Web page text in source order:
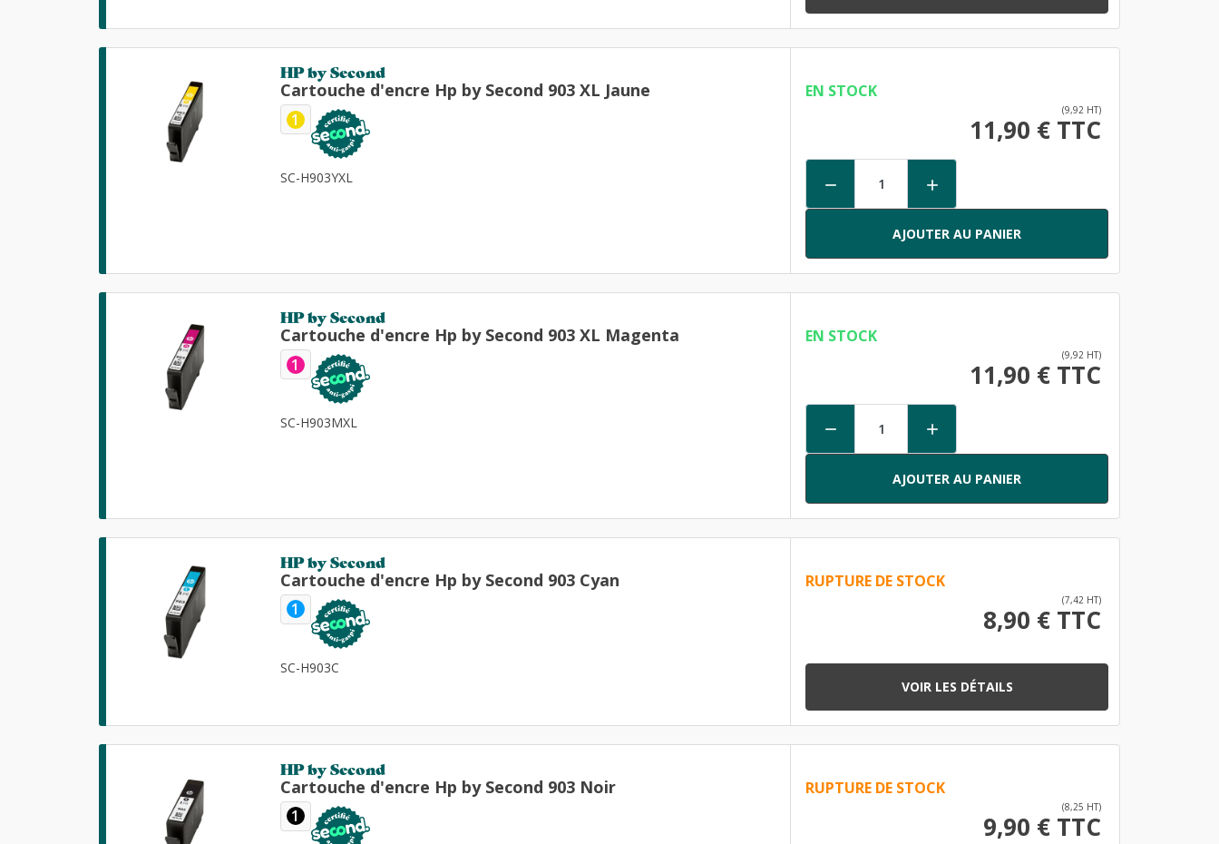
HP by Second
Cartouche d'encre Hp by Second 903 XL Jaune
1
SC-H903YXL
EN STOCK
(9,92 HT)
11,90 € TTC
 
AJOUTER AU PANIER
HP by Second
Cartouche d'encre Hp by Second 903 XL Magenta
1
SC-H903MXL
EN STOCK
(9,92 HT)
11,90 € TTC
 
AJOUTER AU PANIER
HP by Second
Cartouche d'encre Hp by Second 903 Cyan
1
SC-H903C
RUPTURE DE STOCK
(7,42 HT)
8,90 € TTC
VOIR LES DÉTAILS
HP by Second
Cartouche d'encre Hp by Second 903 Noir
1
RUPTURE DE STOCK
(8,25 HT)
9,90 € TTC